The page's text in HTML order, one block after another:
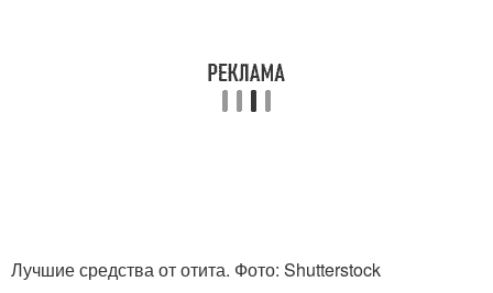
Лучшие средства от отита. Фото: Shutterstock